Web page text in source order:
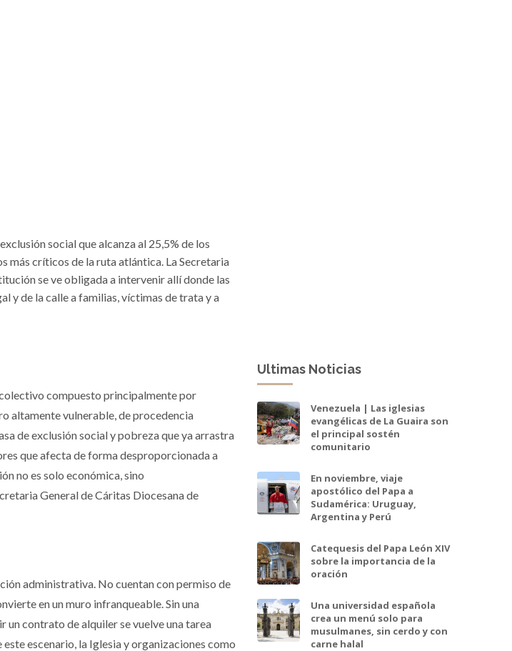
social que alcanza al 25,5% de los
más críticos de la ruta atlántica. La Secretaria
se ve obligada a intervenir allí donde las
y de la calle a familias, víctimas de trata y a
compuesto principalmente por
altamente vulnerable, de procedencia
de exclusión social y pobreza que ya arrastra
que afecta de forma desproporcionada a
no es solo económica, sino
General de Cáritas Diocesana de
administrativa. No cuentan con permiso de
en un muro infranqueable. Sin una
contrato de alquiler se vuelve una tarea
escenario, la Iglesia y organizaciones como
Ultimas Noticias
Venezuela | Las iglesias
evangélicas de La Guaira son
el principal sostén
comunitario
En noviembre, viaje
apostólico del Papa a
Sudamérica: Uruguay,
Argentina y Perú
Catequesis del Papa León XIV
sobre la importancia de la
oración
Una universidad española
crea un menú solo para
musulmanes, sin cerdo y con
carne halal